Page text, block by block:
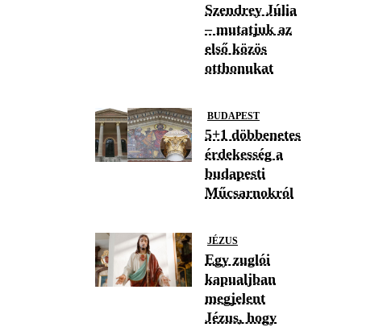
Szendrey Júlia
– mutatjuk az
első közös
otthonukat
BUDAPEST
5+1 döbbenetes
érdekesség a
budapesti
Műcsarnokról
JÉZUS
Egy zuglói
kapualjban
megjelent
Jézus, hogy